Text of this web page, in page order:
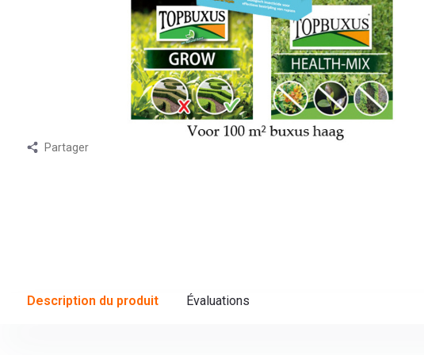
Partager
Description du produit Évaluations